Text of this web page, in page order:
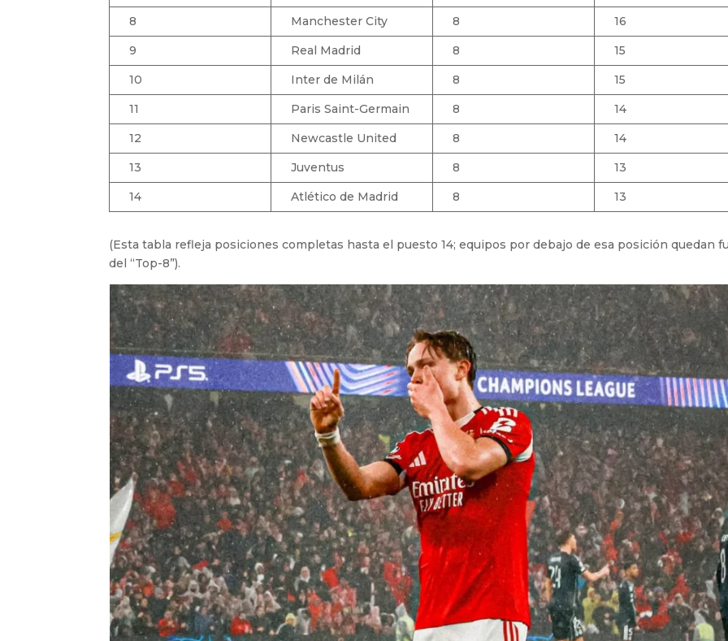
8
Manchester City 8
16
9
Real Madrid 8
15
10
Inter de Milán 8
15
11
Paris Saint-Germain 8
14
12
Newcastle United 8
14
13
Juventus 8
13
14
Atlético de Madrid 8 13
(Esta tabla refleja posiciones completas hasta el puesto 14; equipos por debajo de esa posición quedan
del “Top-8”).